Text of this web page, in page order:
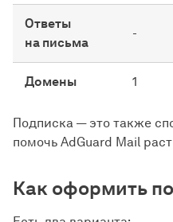
Ответы
на письма
-
Домены 1
Подписка — это также
помочь AdGuard Mail
Как оформить